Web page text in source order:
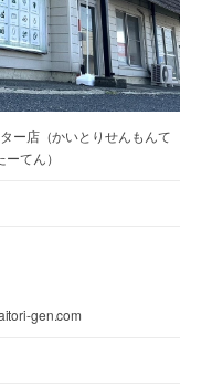
ー店（かいとりせんもんて
てん）
gen.com